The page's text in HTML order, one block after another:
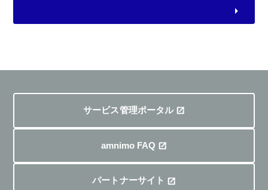
サービス管理ポータル
amnimo FAQ
パートナーサイト